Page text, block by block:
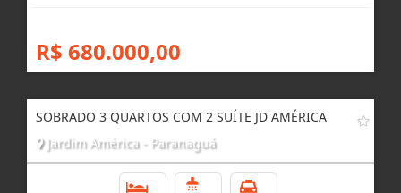
R$ 680.000,00
SOBRADO 3 QUARTOS COM 2 SUÍTE JD AMÉRICA
Jardim América - Paranaguá